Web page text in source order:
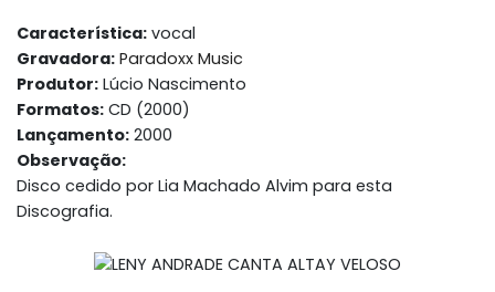
Característica: vocal
Gravadora: Paradoxx Music
Produtor: Lúcio Nascimento
Formatos: CD (2000)
Lançamento: 2000
Observação:
Disco cedido por Lia Machado Alvim para esta
Discografia.